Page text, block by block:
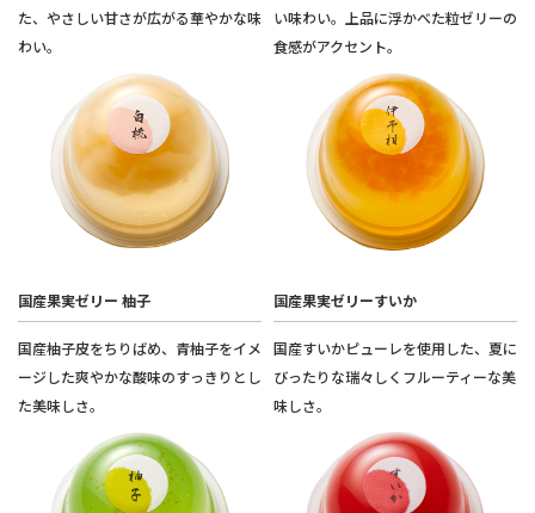
た、やさしい甘さが広がる華やかな味
わい。
い味わい。上品に浮かべた粒ゼリーの
食感がアクセント。
国産果実ゼリー 柚子
国産柚子皮をちりばめ、青柚子をイメ
ージした爽やかな酸味のすっきりとし
た美味しさ。
国産果実ゼリーすいか
国産すいかピューレを使用した、夏に
びったりな瑞々しくフルーティーな美
味しさ。